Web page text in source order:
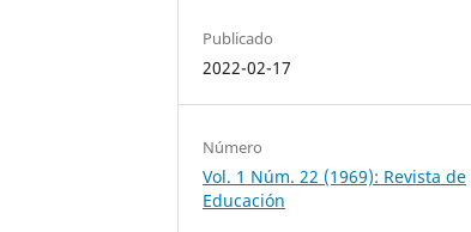
Publicado
2022-02-17
Número
Vol. 1 Núm. 22 (1969): Revista de
Educación